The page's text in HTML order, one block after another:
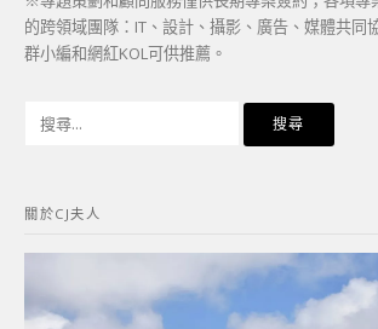
的跨領域團隊：IT、設計、攝影、廣告、媒體共同
群小編和網紅KOL可供推薦。
字:
關於CJ夫人